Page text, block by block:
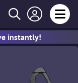
instantly!